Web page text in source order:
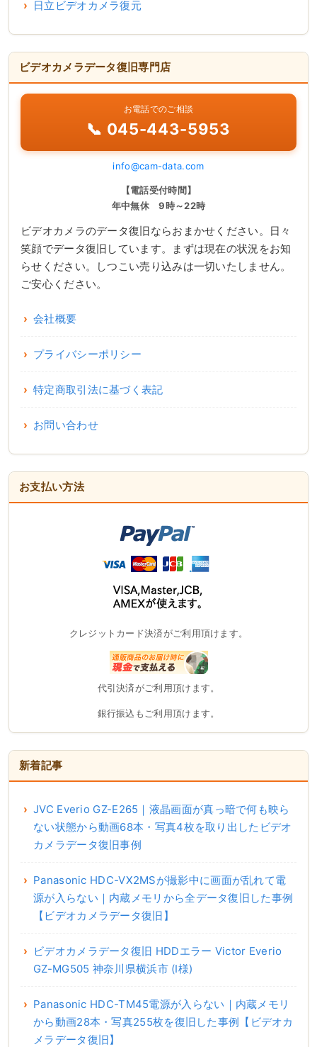
日立ビデオカメラ復元
ビデオカメラデータ復旧専門店
お電話でのご相談
📞 045-443-5953
info@cam-data.com
【電話受付時間】
年中無休 9時～22時
ビデオカメラのデータ復旧ならおまかせください。日々
笑顔でデータ復旧しています。まずは現在の状況をお知
らせください。しつこい売り込みは一切いたしません。
ご安心ください。
会社概要
プライバシーポリシー
特定商取引法に基づく表記
お問い合わせ
お支払い方法
クレジットカード決済がご利用頂けます。
代引決済がご利用頂けます。
銀行振込もご利用頂けます。
新着記事
JVC Everio GZ-E265｜液晶画面が真っ暗で何も映ら
ない状態から動画68本・写真4枚を取り出したビデオ
カメラデータ復旧事例
Panasonic HDC-VX2MSが撮影中に画面が乱れて電
源が入らない｜内蔵メモリから全データ復旧した事例
【ビデオカメラデータ復旧】
ビデオカメラデータ復旧 HDDエラー Victor Everio
GZ-MG505 神奈川県横浜市 (I様)
Panasonic HDC-TM45電源が入らない｜内蔵メモリ
から動画28本・写真255枚を復旧した事例【ビデオカ
メラデータ復旧】